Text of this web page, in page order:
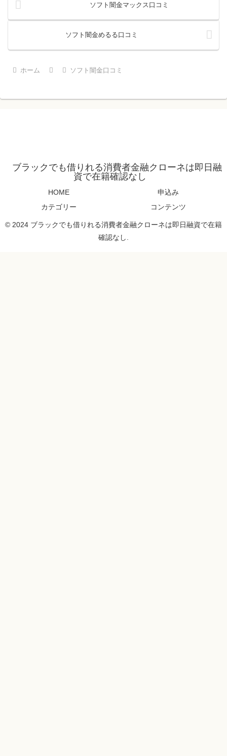
ソフト闇金マックス口コミ
ソフト闇金めるる口コミ
ホーム ソフト闇金口コミ
ブラックでも借りれる消費者金融クローネは即日融
資で在籍確認なし
HOME
申込み
カテゴリー
コンテンツ
© 2024 ブラックでも借りれる消費者金融クローネは即日融資で在籍
確認なし.